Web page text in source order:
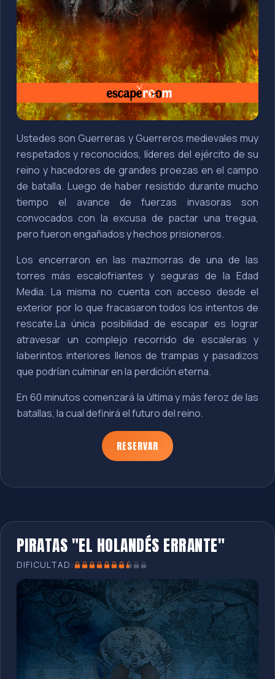
Ustedes son Guerreras y Guerreros medievales muy
respetados y reconocidos, líderes del ejército de su
reino y hacedores de grandes proezas en el campo
de batalla. Luego de haber resistido durante mucho
tiempo el avance de fuerzas invasoras son
convocados con la excusa de pactar una tregua,
pero fueron engañados y hechos prisioneros.
Los encerraron en las mazmorras de una de las
torres más escalofriantes y seguras de la Edad
Media. La misma no cuenta con acceso desde el
exterior por lo que fracasaron todos los intentos de
rescate.La única posibilidad de escapar es lograr
atravesar un complejo recorrido de escaleras y
laberintos interiores llenos de trampas y pasadizos
que podrían culminar en la perdición eterna.
En 60 minutos comenzará la última y más feroz de las
batallas, la cual definirá el futuro del reino.
RESERVAR
PIRATAS "EL HOLANDÉS ERRANTE"
DIFICULTAD: